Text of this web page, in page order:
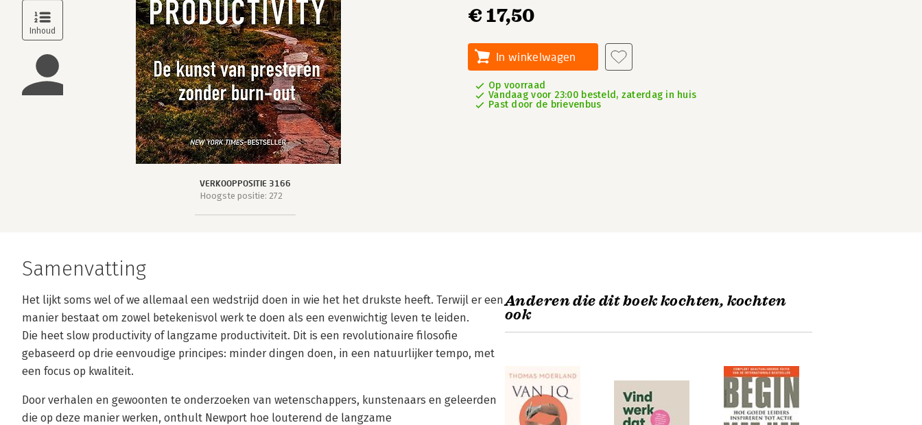
VERKOOPPOSITIE 3166
Hoogste positie: 272
€ 17,50
In winkelwagen
Op voorraad
Vandaag voor 23:00 besteld, zaterdag in huis
Past door de brievenbus
Samenvatting
Het lijkt soms wel of we allemaal een wedstrijd doen in wie het het drukste heeft. Terwijl er een
manier bestaat om zowel betekenisvol werk te doen als een evenwichtig leven te leiden.
Die heet slow productivity of langzame productiviteit. Dit is een revolutionaire filosofie
gebaseerd op drie eenvoudige principes: minder dingen doen, in een natuurlijker tempo, met
een focus op kwaliteit.
Door verhalen en gewoonten te onderzoeken van wetenschappers, kunstenaars en geleerden
die op deze manier werken, onthult Newport hoe louterend de langzame
Anderen die dit boek kochten, kochten
ook